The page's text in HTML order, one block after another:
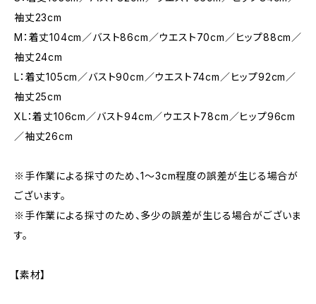
袖丈23cm
M：着丈104cm／バスト86cm／ウエスト70cm／ヒップ88cm／
袖丈24cm
L：着丈105cm／バスト90cm／ウエスト74cm／ヒップ92cm／
袖丈25cm
XL：着丈106cm／バスト94cm／ウエスト78cm／ヒップ96cm
／袖丈26cm
※手作業による採寸のため、1〜3cm程度の誤差が生じる場合が
ございます。
※手作業による採寸のため、多少の誤差が生じる場合がございま
す。
【素材】